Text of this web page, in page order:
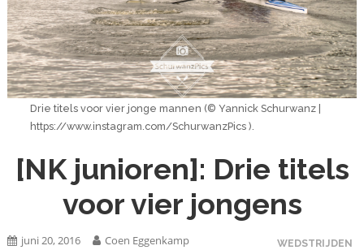
Drie titels voor vier jonge mannen (© Yannick Schurwanz |
https://www.instagram.com/SchurwanzPics ).
[NK junioren]: Drie titels
voor vier jongens
WEDSTRIJDEN
juni 20, 2016 Coen Eggenkamp